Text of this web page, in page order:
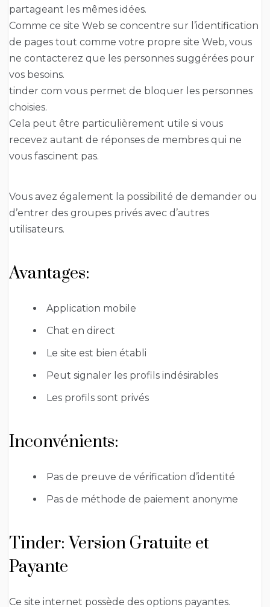
partageant les mêmes idées.
Comme ce site Web se concentre sur l’identification
de pages tout comme votre propre site Web, vous
ne contacterez que les personnes suggérées pour
vos besoins.
tinder com vous permet de bloquer les personnes
choisies.
Cela peut être particulièrement utile si vous
recevez autant de réponses de membres qui ne
vous fascinent pas.
Vous avez également la possibilité de demander ou
d’entrer des groupes privés avec d’autres
utilisateurs.
Avantages:
Application mobile
Chat en direct
Le site est bien établi
Peut signaler les profils indésirables
Les profils sont privés
Inconvénients:
Pas de preuve de vérification d’identité
Pas de méthode de paiement anonyme
Tinder: Version Gratuite et
Payante
Ce site internet possède des options payantes.